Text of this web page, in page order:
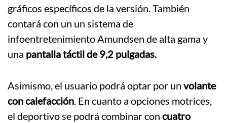
gráficos específicos de la versión. También
contará con un un sistema de
infoentretenimiento Amundsen de alta gama y
una pantalla táctil de 9,2 pulgadas.
Asimismo, el usuario podrá optar por un volante
con calefacción. En cuanto a opciones motrices,
el deportivo se podrá combinar con cuatro